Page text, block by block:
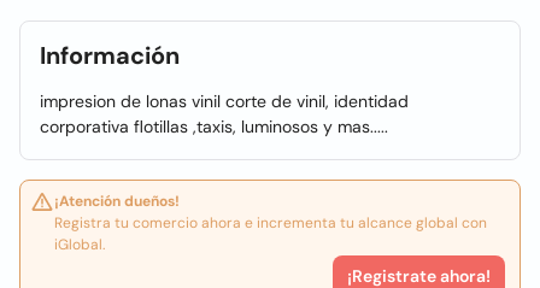
Información
impresion de lonas vinil corte de vinil, identidad
corporativa flotillas ,taxis, luminosos y mas.....
¡Atención dueños!
Registra tu comercio ahora e incrementa tu alcance global con
iGlobal.
¡Registrate ahora!